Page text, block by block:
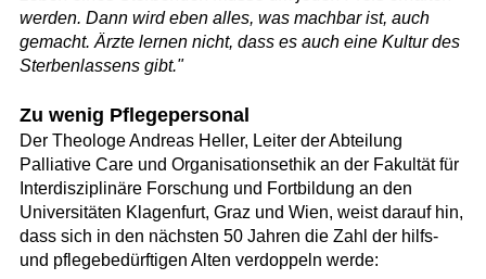
werden. Dann wird eben alles, was machbar ist, auch
gemacht. Ärzte lernen nicht, dass es auch eine Kultur des
Sterbenlassens gibt."
Zu wenig Pflegepersonal
Der Theologe Andreas Heller, Leiter der Abteilung
Palliative Care und Organisationsethik an der Fakultät für
Interdisziplinäre Forschung und Fortbildung an den
Universitäten Klagenfurt, Graz und Wien, weist darauf hin,
dass sich in den nächsten 50 Jahren die Zahl der hilfs-
und pflegebedürftigen Alten verdoppeln werde: